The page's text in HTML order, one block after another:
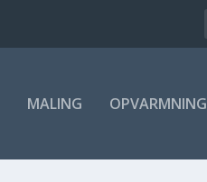
MALING OPVARMNING